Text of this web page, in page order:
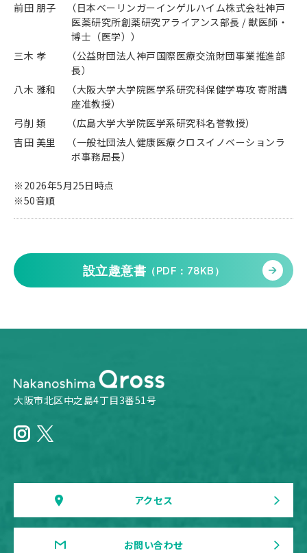
前田 朋子
（日本ベーリンガーインゲルハイム株式会社神戸
医薬研究所創薬研究アライアンス部長 / 獣医師・
博士（医学））
三木 孝
（公益財団法人神戸国際医療交流財団事業推進部
長）
八木 雅和
（大阪大学大学院医学系研究科保健学専攻 寄附講
座准教授）
弓削 類
（広島大学大学院医学系研究科名誉教授）
吉田 美里
（一般社団法人健康医療クロスイノベーションラ
ボ事務局長）
※2026年5月25日時点
※50音順
設立趣意書 （PDF：78KB）
大阪市北区中之島4丁目3番51号
アクセス
お問い合わせ